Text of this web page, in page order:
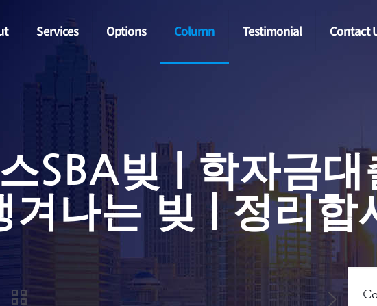
Services Options Column Testimonial Contact
SBA빚 | 학자금대
겨나는 빚 | 정리합